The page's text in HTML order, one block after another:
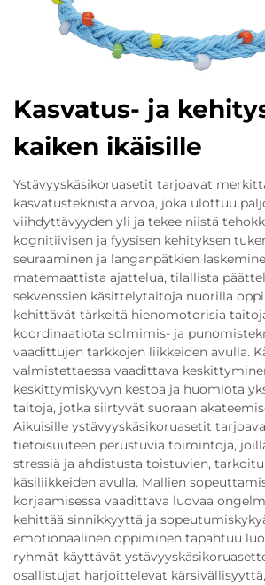
Kasvatus- ja
kaiken ikäisille
Ystävyyskäsikoruasetit tarjoavat
kasvatusteknistä arvoa, joka ulottuu
viihdyttävyyden yli ja tekee niistä
kognitiivisen ja fyysisen kehityksen
seuraaminen ja langanpätkien
matemaattista ajattelua, tilallista
sekvenssien käsittelytaitoja nuorilla
kehittävät tärkeitä hienomotorisia
koordinaatiota solmimis- ja
vaadittujen tarkkojen liikkeiden avulla.
valmistettaessa vaadittava
keskittymiskyvyn kestoa ja huomiota
taitoja, jotka siirtyvät suoraan
Aikuisille ystävyyskäsikoruasetit
tietoisuuteen perustuvia toimintoja,
stressiä ja ahdistusta toistuvien,
käsiliikkeiden avulla. Mallien
korjaamisessa vaadittava luovaa
kehittää sinnikkyyttä ja
emotionaalinen oppiminen tapahtuu
ryhmät käyttävät
osallistujat harjoittelevat